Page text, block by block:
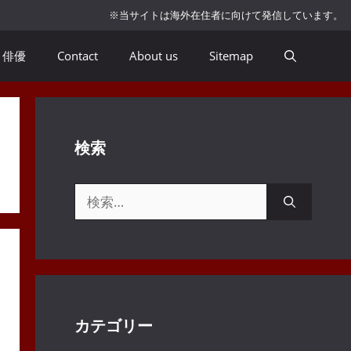
※当サイトは海外在住者に向けて発信しています。
俳優 Contact About us Sitemap
検索
索:
カテゴリー